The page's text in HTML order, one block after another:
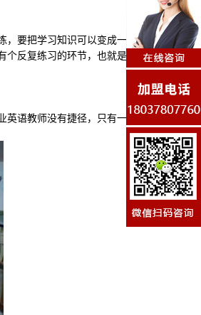
要把学习知识可以变成一个
反复练习的环节，也就是苦
语教师没有捷径，只有一种